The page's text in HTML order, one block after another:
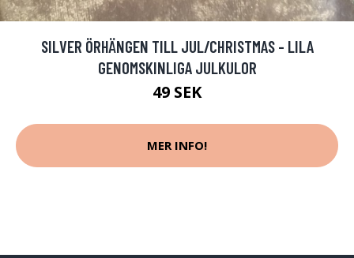
SILVER ÖRHÄNGEN TILL JUL/CHRISTMAS - LILA
GENOMSKINLIGA JULKULOR
49 SEK
MER INFO!